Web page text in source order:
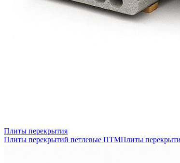
Плиты перекрытия
Плиты перекрытий петлевые ПТМПлиты